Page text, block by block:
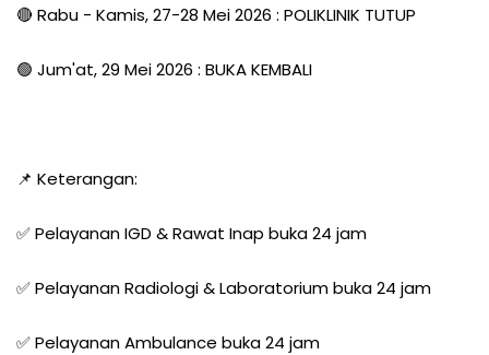
🔴 Rabu - Kamis, 27-28 Mei 2026 : POLIKLINIK TUTUP
🟢 Jum'at, 29 Mei 2026 : BUKA KEMBALI
📌 Keterangan:
✅ Pelayanan IGD & Rawat Inap buka 24 jam
✅ Pelayanan Radiologi & Laboratorium buka 24 jam
✅ Pelayanan Ambulance buka 24 jam